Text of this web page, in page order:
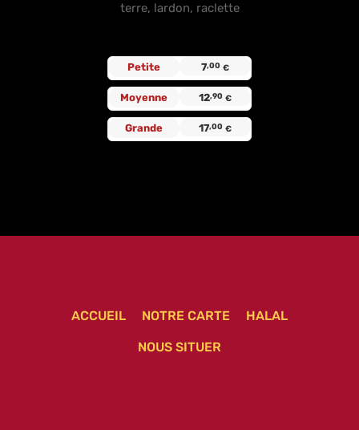
terre, lardon, raclette
Petite 7,00 €
Moyenne 12,90 €
Grande 17,00 €
ACCUEIL NOTRE CARTE HALAL
NOUS SITUER